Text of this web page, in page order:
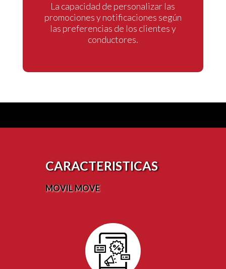
La capacidad de personalizar las
promociones y notificaciones según
las preferencias de los clientes y
conductores.
CARACTERISTICAS
MOVIL MOVE